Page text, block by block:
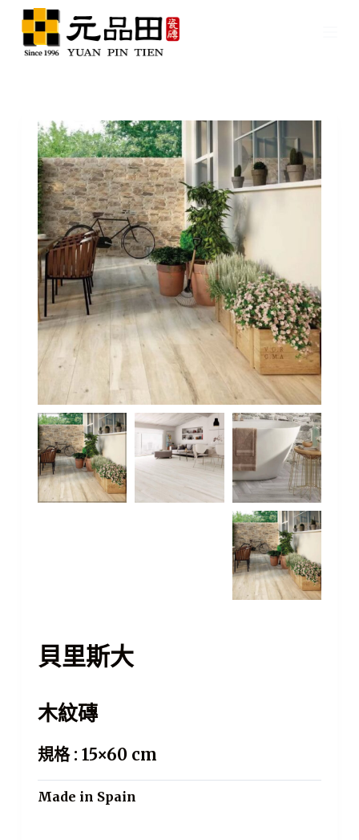
跳
主
貝里斯大
木紋磚
規格 : 15×60 cm
Made in Spain